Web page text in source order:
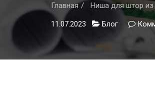
Главная Ниша для штор из
11.07.2023 Блог